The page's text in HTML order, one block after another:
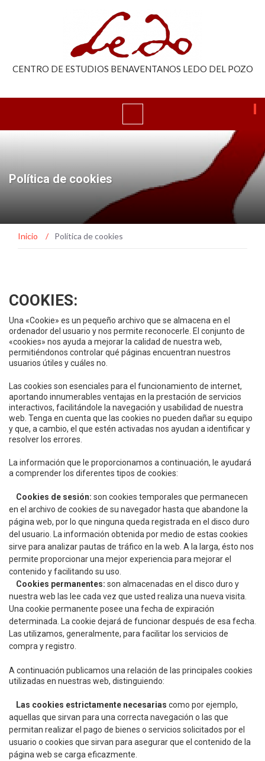
CENTRO DE ESTUDIOS BENAVENTANOS LEDO DEL POZO
Política de cookies
Inicio / Política de cookies
COOKIES:
Una «Cookie» es un pequeño archivo que se almacena en el
ordenador del usuario y nos permite reconocerle. El conjunto de
«cookies» nos ayuda a mejorar la calidad de nuestra web,
permitiéndonos controlar qué páginas encuentran nuestros
usuarios útiles y cuáles no.
Las cookies son esenciales para el funcionamiento de internet,
aportando innumerables ventajas en la prestación de servicios
interactivos, facilitándole la navegación y usabilidad de nuestra
web. Tenga en cuenta que las cookies no pueden dañar su equipo
y que, a cambio, el que estén activadas nos ayudan a identificar y
resolver los errores.
La información que le proporcionamos a continuación, le ayudará
a comprender los diferentes tipos de cookies:
Cookies de sesión: son cookies temporales que permanecen
en el archivo de cookies de su navegador hasta que abandone la
página web, por lo que ninguna queda registrada en el disco duro
del usuario. La información obtenida por medio de estas cookies
sirve para analizar pautas de tráfico en la web. A la larga, ésto nos
permite proporcionar una mejor experiencia para mejorar el
contenido y facilitando su uso.
Cookies permanentes: son almacenadas en el disco duro y
nuestra web las lee cada vez que usted realiza una nueva visita.
Una cookie permanente posee una fecha de expiración
determinada. La cookie dejará de funcionar después de esa fecha.
Las utilizamos, generalmente, para facilitar los servicios de
compra y registro.
A continuación publicamos una relación de las principales cookies
utilizadas en nuestras web, distinguiendo:
Las cookies estrictamente necesarias como por ejemplo,
aquellas que sirvan para una correcta navegación o las que
permitan realizar el pago de bienes o servicios solicitados por el
usuario o cookies que sirvan para asegurar que el contenido de la
página web se carga eficazmente.